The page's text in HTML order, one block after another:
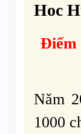
Hoc
Điểm
Năm
1000